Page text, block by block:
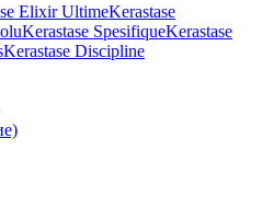
Elixir UltimeKerastase
Kerastase SpesifiqueKerastase
Kerastase Discipline